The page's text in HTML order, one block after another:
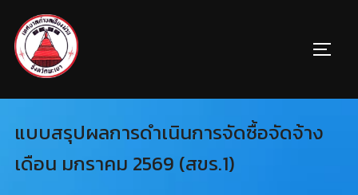
แบบสรุปผลการดำเนินการจัดซื้อจัดจ้าง
เดือน มกราคม 2569 (สขร.1)